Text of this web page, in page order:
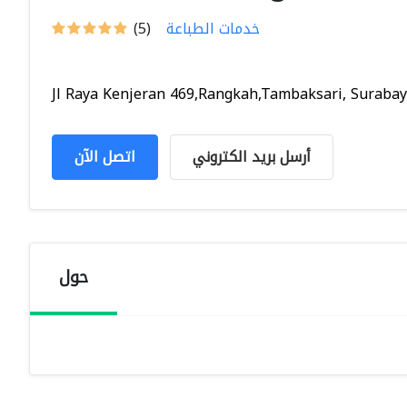
(5) خدمات الطباعة
Jl Raya Kenjeran 469,Rangkah,Tambaksari,
اتصل الآن أرسل بريد الكتروني
حول